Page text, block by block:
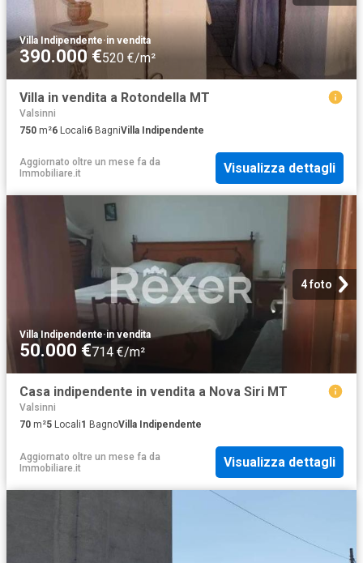
Villa Indipendente·in vendita
390.000 €520 €/m²
Villa in vendita a Rotondella MT
Valsinni
750 m²6 Locali6 BagniVilla Indipendente
Aggiornato oltre un mese fa da
Immobiliare.it
Visualizza dettagli
4 foto
Villa Indipendente·in vendita
50.000 €714 €/m²
Casa indipendente in vendita a Nova Siri MT
Valsinni
70 m²5 Locali1 BagnoVilla Indipendente
Aggiornato oltre un mese fa da
Immobiliare.it
Visualizza dettagli